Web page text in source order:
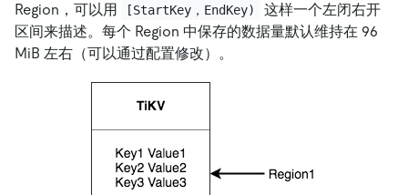
Region，可以用
[StartKey，EndKey)
这样一个左闭右开
区间来描述。每个 Region 中保存的数据量默认维持在 96
MiB 左右（可以通过配置修改）。